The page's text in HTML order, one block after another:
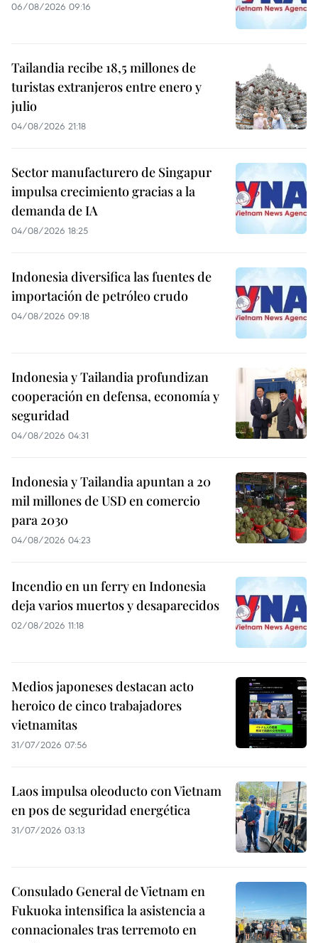
06/08/2026 09:16
Tailandia recibe 18,5 millones de
turistas extranjeros entre enero y
julio
04/08/2026 21:18
Sector manufacturero de Singapur
impulsa crecimiento gracias a la
demanda de IA
04/08/2026 18:25
Indonesia diversifica las fuentes de
importación de petróleo crudo
04/08/2026 09:18
Indonesia y Tailandia profundizan
cooperación en defensa, economía y
seguridad
04/08/2026 04:31
Indonesia y Tailandia apuntan a 20
mil millones de USD en comercio
para 2030
04/08/2026 04:23
Incendio en un ferry en Indonesia
deja varios muertos y desaparecidos
02/08/2026 11:18
Medios japoneses destacan acto
heroico de cinco trabajadores
vietnamitas
31/07/2026 07:56
Laos impulsa oleoducto con Vietnam
en pos de seguridad energética
31/07/2026 03:13
Consulado General de Vietnam en
Fukuoka intensifica la asistencia a
connacionales tras terremoto en